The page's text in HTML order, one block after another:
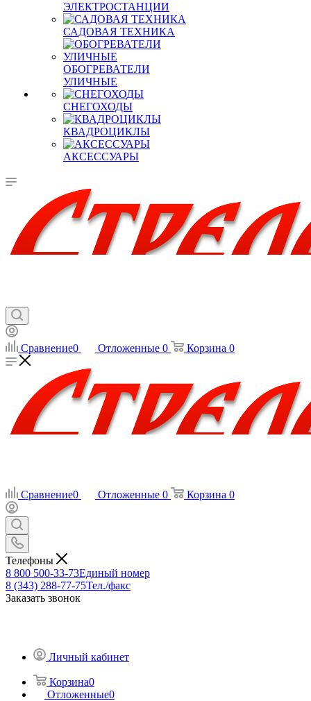
ЭЛЕКТРОСТАНЦИИ
САДОВАЯ ТЕХНИКА
ОБОГРЕВАТЕЛИ
УЛИЧНЫЕ
СНЕГОХОДЫ
КВАДРОЦИКЛЫ
АКСЕССУАРЫ
Сравнение0 Отложенные 0 Корзина 0
Сравнение0 Отложенные 0 Корзина 0
Телефоны
8 800 500-33-73Единый номер
8 (343) 288-77-75Тел./факс
Заказать звонок
Личный кабинет
Корзина0
Отложенные0